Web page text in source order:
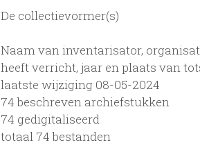
De collectievormer(s)
Naam van inventarisator,
heeft verricht, jaar en plaats van
laatste wijziging 08-05-2024
74 beschreven archiefstukken
74 gedigitaliseerd
totaal 74 bestanden